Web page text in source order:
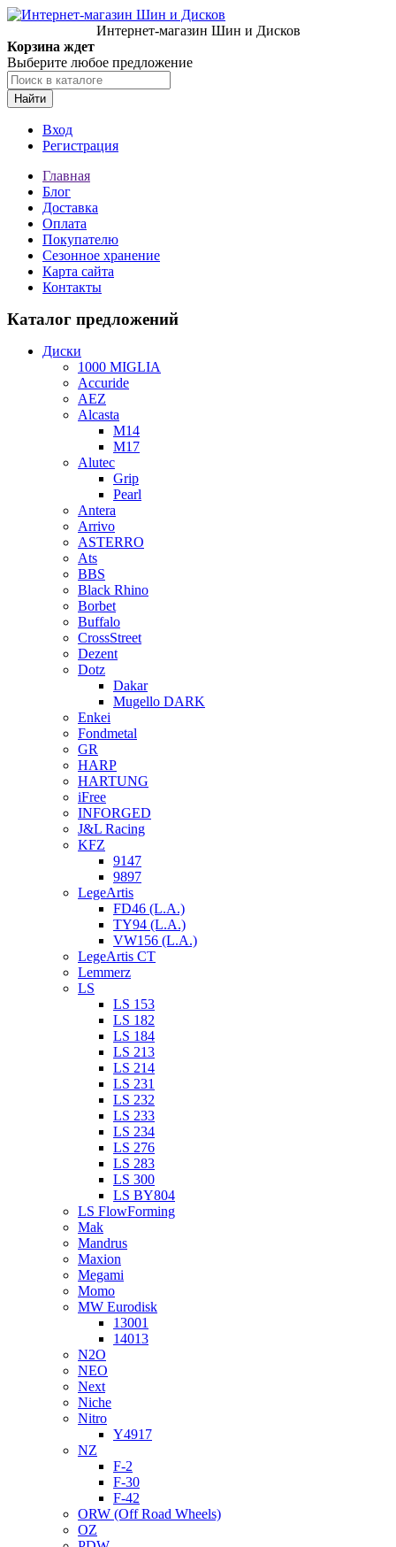
Интернет-магазин Шин и Дисков
Корзина ждет
Выберите любое предложение
Найти
Вход
Регистрация
Главная
Блог
Доставка
Оплата
Покупателю
Сезонное хранение
Карта сайта
Контакты
Каталог предложений
Диски
1000 MIGLIA
Accuride
AEZ
Alcasta
M14
M17
Alutec
Grip
Pearl
Antera
Arrivo
ASTERRO
Ats
BBS
Black Rhino
Borbet
Buffalo
CrossStreet
Dezent
Dotz
Dakar
Mugello DARK
Enkei
Fondmetal
GR
HARP
HARTUNG
iFree
INFORGED
J&L Racing
KFZ
9147
9897
LegeArtis
FD46 (L.A.)
TY94 (L.A.)
VW156 (L.A.)
LegeArtis CT
Lemmerz
LS
LS 153
LS 182
LS 184
LS 213
LS 214
LS 231
LS 232
LS 233
LS 234
LS 276
LS 283
LS 300
LS BY804
LS FlowForming
Mak
Mandrus
Maxion
Megami
Momo
MW Eurodisk
13001
14013
N2O
NEO
Next
Niche
Nitro
Y4917
NZ
F-2
F-30
F-42
ORW (Off Road Wheels)
OZ